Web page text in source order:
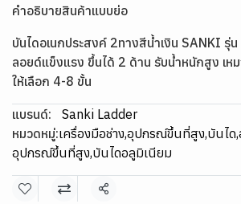
คำอธิบายสินค้าแบบย่อ
บันไดอเนกประสงค์ 2ทางสีน้ำเงิน SANKI รุ่
ลอยด์แข็งแรง ขึ้นได้ 2 ด้าน รับน้ำหนักสูง เห
ให้เลือก 4-8 ขั้น
แบรนด์:
Sanki Ladder
หมวดหมู่:เครื่องมือช่าง,อุปกรณ์ขึ้นที่สูง,บันได,
อุปกรณ์ขึ้นที่สูง,บันไดอลูมิเนียม
แชร์